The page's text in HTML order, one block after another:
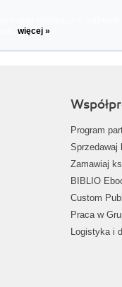
więcej »
Program
Sprzedawaj
Zamawiaj
BIBLIO
Custom
Praca w
Logistyka i